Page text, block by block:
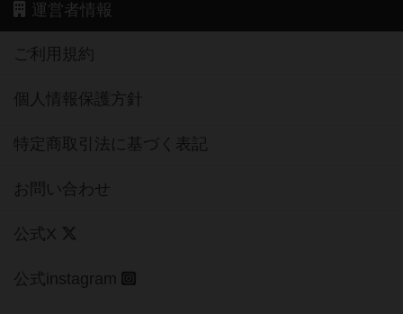
運営者情報
ご利用規約
個人情報保護方針
特定商取引法に基づく表記
お問い合わせ
公式X
公式instagram